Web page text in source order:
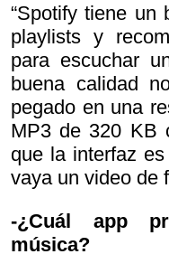
“Spotify tiene un
playlists y
para escuchar
buena calidad
pegado en una
MP3 de 320 KB
que la interfaz
vaya un video de
-¿Cuál app
música?